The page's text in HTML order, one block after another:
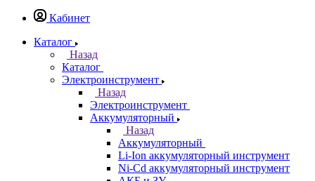
Кабинет
Каталог
Назад
Каталог
Электроинструмент
Назад
Электроинструмент
Аккумуляторный
Назад
Аккумуляторный
Li-Ion аккумуляторный инструмент
Ni-Cd аккумуляторный инструмент